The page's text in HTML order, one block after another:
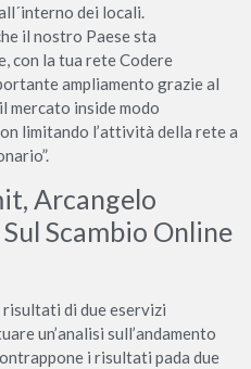
dei locali.
il nostro Paese sta
con la tua rete Codere
ampliamento grazie al
inside modo
limitando l’attività della rete a
Arcangelo
Scambio Online
di due eservizi
un’analisi sull’andamento
i risultati pada due